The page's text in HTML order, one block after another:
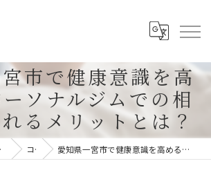
市で健康意識を高
ソナルジムでの相
るメリットとは？
コラム 愛知県一宮市で健康意識を高める！パーソナルジムでの相談で得られるメリットとは？